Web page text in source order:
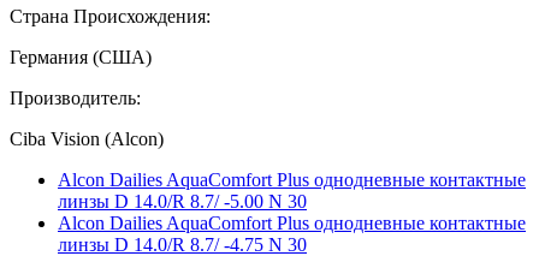
Страна Происхождения:
Германия (США)
Производитель:
Ciba Vision (Alcon)
Alcon Dailies AquaComfort Plus однодневные контактные
линзы D 14.0/R 8.7/ -5.00 N 30
Alcon Dailies AquaComfort Plus однодневные контактные
линзы D 14.0/R 8.7/ -4.75 N 30